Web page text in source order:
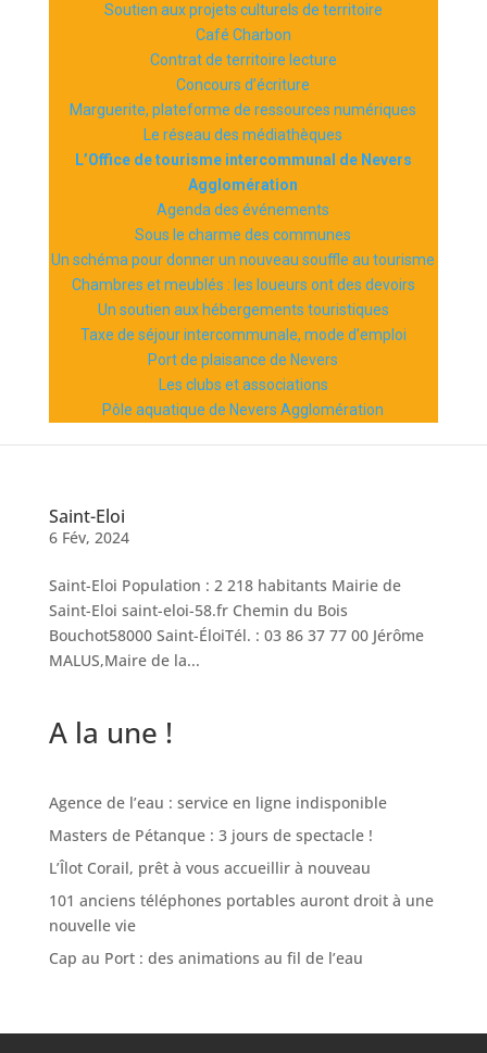
Soutien aux projets culturels de territoire
Café Charbon
Contrat de territoire lecture
Concours d’écriture
Marguerite, plateforme de ressources numériques
Le réseau des médiathèques
L’Office de tourisme intercommunal de Nevers
Agglomération
Agenda des événements
Sous le charme des communes
Un schéma pour donner un nouveau souffle au tourisme
Chambres et meublés : les loueurs ont des devoirs
Un soutien aux hébergements touristiques
Taxe de séjour intercommunale, mode d’emploi
Port de plaisance de Nevers
Les clubs et associations
Pôle aquatique de Nevers Agglomération
Saint-Eloi
6 Fév, 2024
Saint-Eloi Population : 2 218 habitants Mairie de
Saint-Eloi saint-eloi-58.fr Chemin du Bois
Bouchot58000 Saint-ÉloiTél. : 03 86 37 77 00 Jérôme
MALUS,Maire de la...
A la une !
Agence de l’eau : service en ligne indisponible
Masters de Pétanque : 3 jours de spectacle !
L’Îlot Corail, prêt à vous accueillir à nouveau
101 anciens téléphones portables auront droit à une
nouvelle vie
Cap au Port : des animations au fil de l’eau